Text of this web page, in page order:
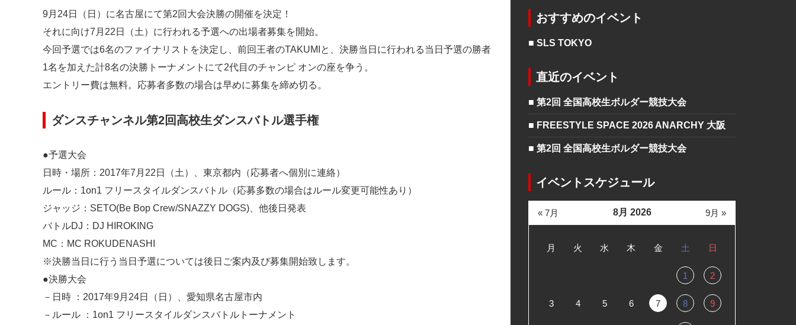
9月24日（日）に名古屋にて第2回大会決勝の開催を決定！
それに向け7月22日（土）に行われる予選への出場者募集を開始。
今回予選では6名のファイナリストを決定し、前回王者のTAKUMIと、決勝当日に行われる当日予選の勝者
1名を加えた計8名の決勝トーナメントにて2代目のチャンピ オンの座を争う。
エントリー費は無料。応募者多数の場合は早めに募集を締め切る。
ダンスチャンネル第2回高校生ダンスバトル選手権
●予選大会
日時・場所：2017年7月22日（土）、東京都内（応募者へ個別に連絡）
ルール：1on1 フリースタイルダンスバトル（応募多数の場合はルール変更可能性あり）
ジャッジ：SETO(Be Bop Crew/SNAZZY DOGS)、他後日発表
バトルDJ：DJ HIROKING
MC：MC ROKUDENASHI
※決勝当日に行う当日予選については後日ご案内及び募集開始致します。
●決勝大会
－日時 ：2017年9月24日（日）、愛知県名古屋市内
－ルール ：1on1 フリースタイルダンスバトルトーナメント
おすすめのイベント
■ SLS TOKYO
直近のイベント
■ 第2回 全国高校生ボルダー競技大会
■ FREESTYLE SPACE 2026 ANARCHY 大阪
■ 第2回 全国高校生ボルダー競技大会
イベントスケジュール
8月 2026
月 火 水 木 金 土 日
1 2
3 4 5 6 7 8 9
« 7月 9月 »